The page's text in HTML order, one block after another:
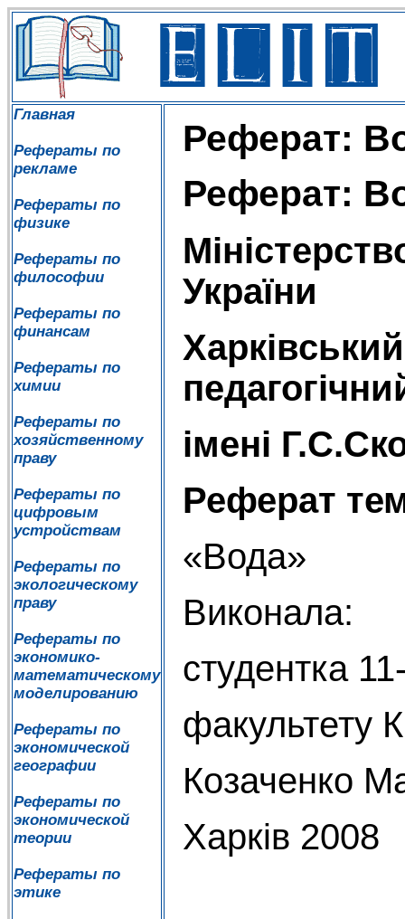
Главная
Рефераты по
рекламе
Рефераты по
физике
Рефераты по
философии
Рефераты по
финансам
Рефераты по
химии
Рефераты по
хозяйственному
праву
Рефераты по
цифровым
устройствам
Рефераты по
экологическому
праву
Рефераты по
экономико-
математическому
моделированию
Рефераты по
экономической
географии
Рефераты по
экономической
теории
Рефераты по
этике
Реферат:
Реферат:
України
імені
Реферат
«Вода»
Виконала:
студентка
факультету
Козаченко
Харків 2008